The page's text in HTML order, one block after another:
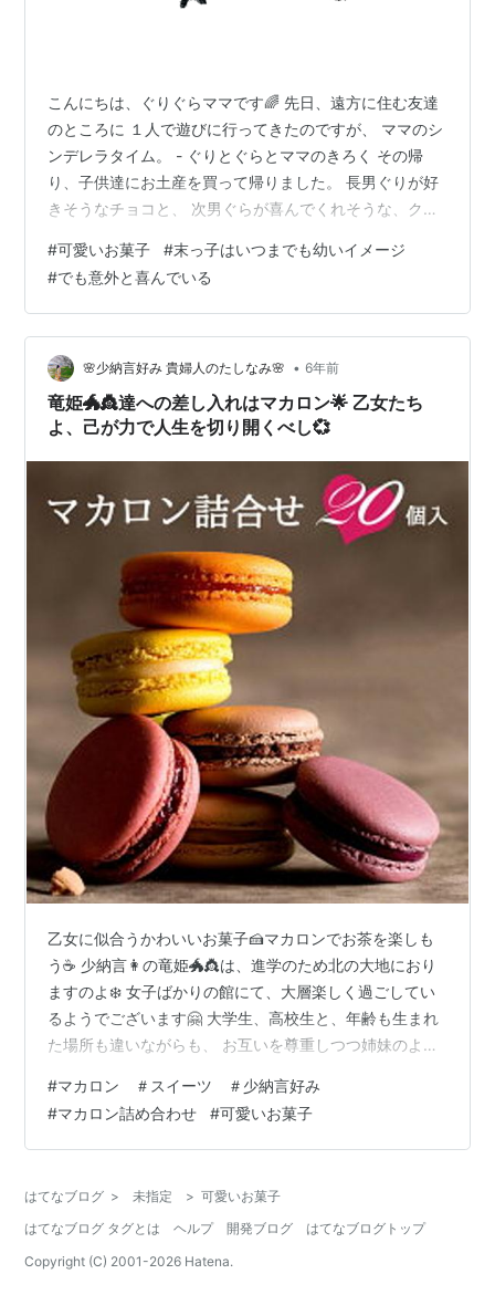
こんにちは、ぐりぐらママです🌈 先日、遠方に住む友達
のところに １人で遊びに行ってきたのですが、 ママのシ
ンデレラタイム。 - ぐりとぐらとママのきろく その帰
り、子供達にお土産を買って帰りました。 長男ぐりが好
きそうなチョコと、 次男ぐらが喜んでくれそうな、クッ
すみっコぐらしが大好きだったんです、 幼稚園の頃。
（って、何年前の話よ🤣） 次男ぐらには、中学生になっ
た今でも ついつい「可愛いもの」を選びがちな私。 いつ
までもおチビ感覚が抜けません💦 （身長は私と同じくら
いですけど😁） 👩「見て！ねこちゃんクッキー買ってき
たよ」 とテンション…
#可愛いお菓子 #末っ子はいつまでも幼いイメージ
#でも意外と喜んでいる
🌸少納言好み 貴婦人のたしなみ🌸 • 6年前
竜姫🐲👸達への差し入れはマカロン🌟 乙女たち
よ、己が力で人生を切り開くべし💞
乙女に似合うかわいいお菓子🍰マカロンでお茶を楽しも
う☕️ 少納言👩の竜姫🐲👸は、進学のため北の大地におり
ますのよ❄️ 女子ばかりの館にて、大層楽しく過ごしてい
るようでございます🤗 大学生、高校生と、年齢も生まれ
た場所も違いながらも、 お互いを尊重しつつ姉妹のよう
いい、人のおおらかさといい感謝しかございませぬ🌸 少
納言👩は、特に行きたいところも欲しいものもなく、 楽
しみは、ネコ様🐱と遊ぶこと 早朝🌅五時十五分から
活動や、笑いヨガ仲間のzoomの笑いヨガに参加すること
🤗 保育園のお仕事 ブ…
#マカロン ＃スイーツ ＃少納言好み
#マカロン詰め合わせ #可愛いお菓子
はてなブログ > 未指定 > 可愛いお菓子
はてなブログ タグとは
ヘルプ 開発ブログ
はてなブログトップ
Copyright (C) 2001-2026 Hatena.